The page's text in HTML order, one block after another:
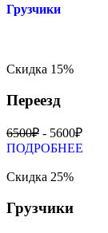
Грузчики
Скидка 15%
Переезд
6500₽ - 5600₽
ПОДРОБНЕЕ
Скидка 25%
Грузчики